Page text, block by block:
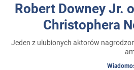
Robert Downey Jr.
Christophera
Jeden z ulubionych aktorów